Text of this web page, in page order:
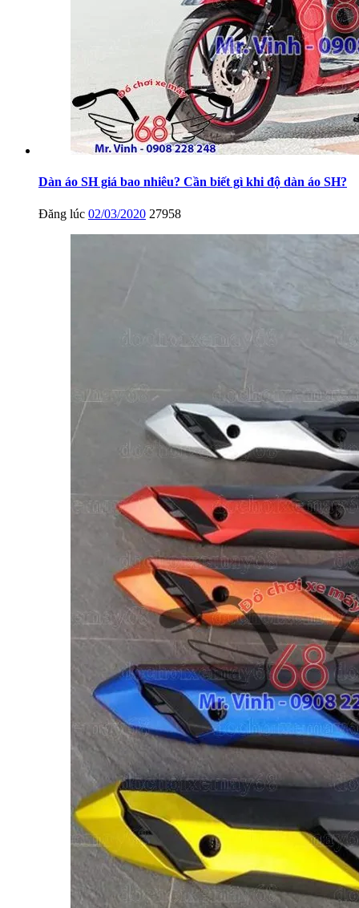
Dàn áo SH giá bao nhiêu? Cần biết gì khi độ dàn áo SH?
Đăng lúc 02/03/2020 27958